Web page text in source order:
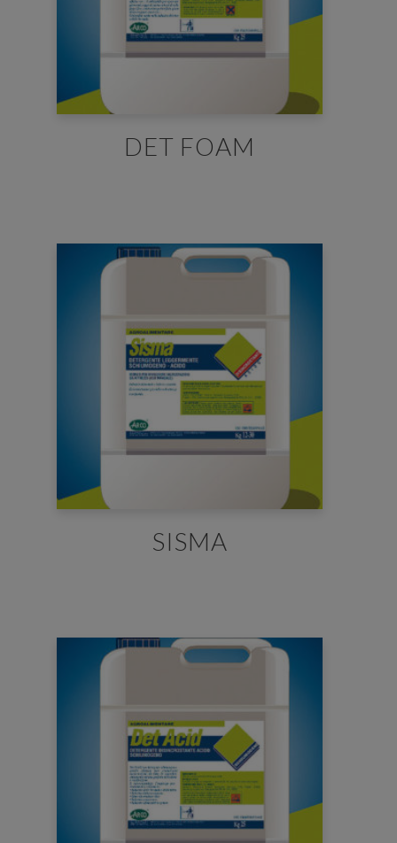
DET FOAM
SISMA